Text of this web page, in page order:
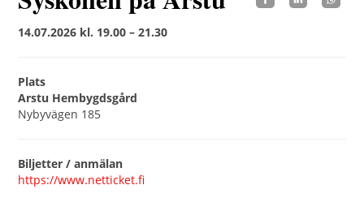
14.07.2026 kl. 19.00 – 21.30
Plats
Arstu Hembygdsgård
Nybyvägen 185
Biljetter / anmälan
https://www.netticket.fi